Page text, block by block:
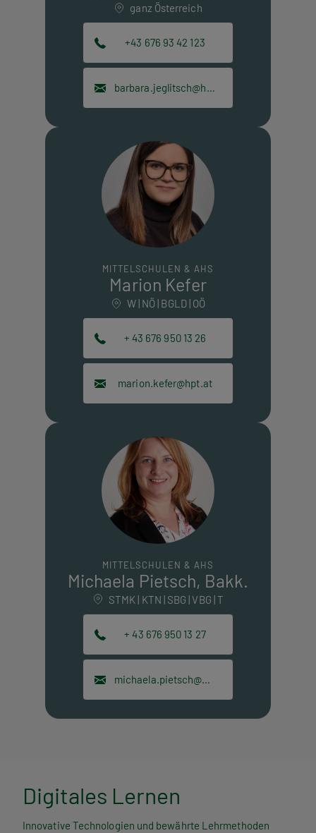
ganz Österreich
+43 676 93 42 123
barbara.jeglitsch@hpt.at
MITTELSCHULEN & AHS
Marion Kefer
W | NÖ | BGLD | OÖ
+ 43 676 950 13 26
marion.kefer@hpt.at
MITTELSCHULEN & AHS
Michaela Pietsch, Bakk.
STMK | KTN | SBG | VBG | T
+ 43 676 950 13 27
Digitales Lernen
Innovative Technologien und bewährte Lehrmethoden